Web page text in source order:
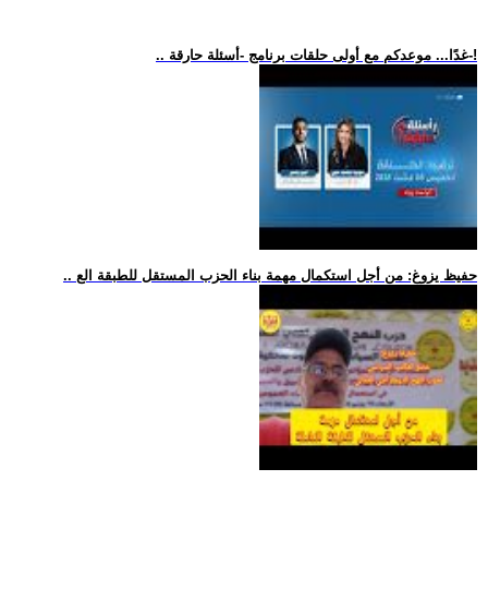
.. غدًا... موعدكم مع أولى حلقات برنامج -أسئلة حارقة-!
.. حفيظ يزوغ: من أجل استكمال مهمة بناء الحزب المستقل للطبقة الع